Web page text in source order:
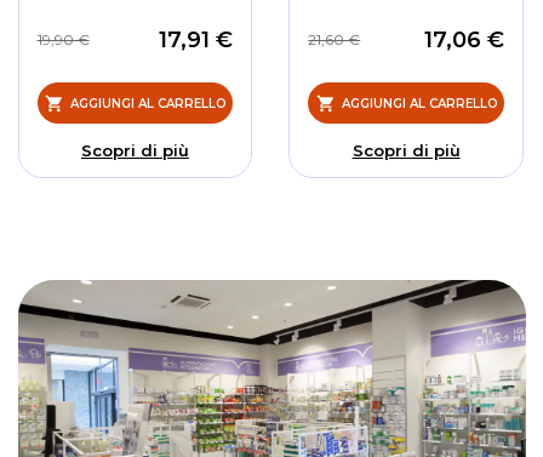
17,91 €
19,90 €
AGGIUNGI AL CARRELLO
Scopri di più
17,06 €
21,60 €
AGGIUNGI AL CARRELLO
Scopri di più